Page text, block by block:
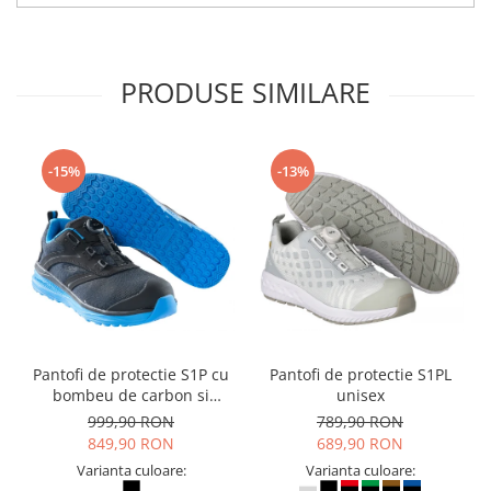
PRODUSE SIMILARE
-15%
Pantofi de protectie S1P cu
bombeu de carbon si
inchidere BOAÂ® Fit
999,90 RON
849,90 RON
Varianta culoare:
-13%
Pantofi de protectie S1PL
unisex
789,90 RON
689,90 RON
Varianta culoare: